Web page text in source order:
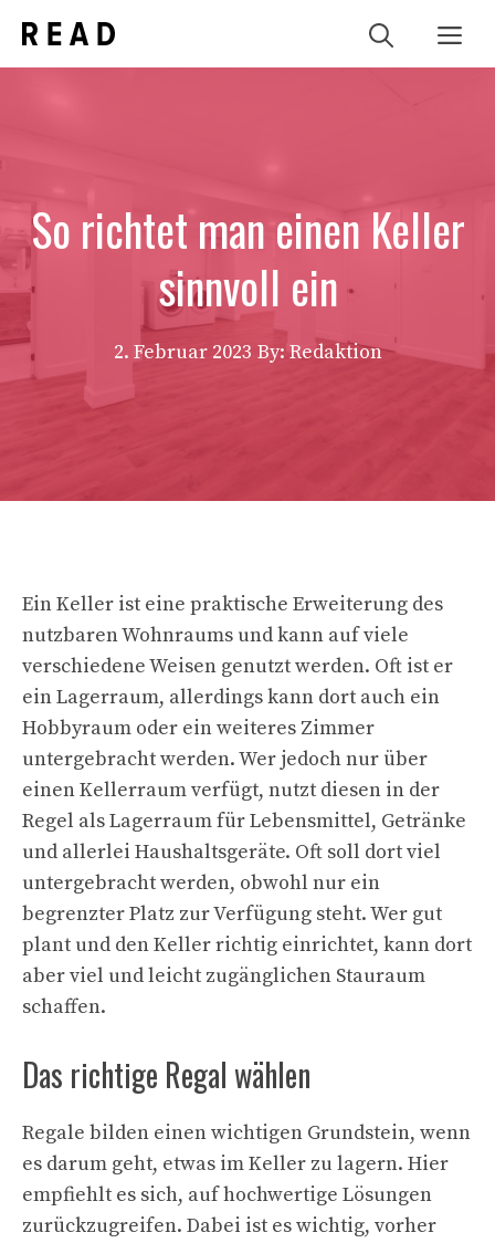
Inhalt
springen
So richtet man einen Keller
sinnvoll ein
2. Februar 2023 By: Redaktion
Ein Keller ist eine praktische Erweiterung des
nutzbaren Wohnraums und kann auf viele
verschiedene Weisen genutzt werden. Oft ist er
ein Lagerraum, allerdings kann dort auch ein
Hobbyraum oder ein weiteres Zimmer
untergebracht werden. Wer jedoch nur über
einen Kellerraum verfügt, nutzt diesen in der
Regel als Lagerraum für Lebensmittel, Getränke
und allerlei Haushaltsgeräte. Oft soll dort viel
untergebracht werden, obwohl nur ein
begrenzter Platz zur Verfügung steht. Wer gut
plant und den Keller richtig einrichtet, kann dort
aber viel und leicht zugänglichen Stauraum
schaffen.
Das richtige Regal wählen
Regale bilden einen wichtigen Grundstein, wenn
es darum geht, etwas im Keller zu lagern. Hier
empfiehlt es sich, auf hochwertige Lösungen
zurückzugreifen. Dabei ist es wichtig, vorher